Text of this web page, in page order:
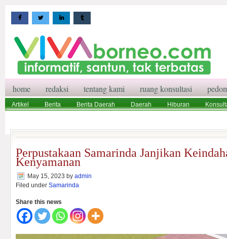
home redaksi tentang kami ruang konsultasi
Artikel Berita Berita Daerah Daerah Hiburan
Perpustakaan Samarinda Janjikan
Kenyamanan
May 15, 2023 by admin
Filed under Samarinda
Share this news